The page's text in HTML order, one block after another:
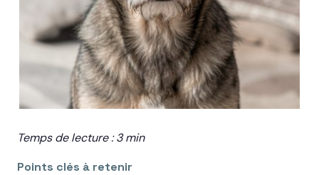
Temps de lecture : 3 min
Points clés à retenir